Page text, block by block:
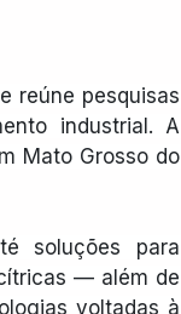
reúne pesquisas
industrial. A
Mato Grosso do
soluções para
— além de
voltadas à